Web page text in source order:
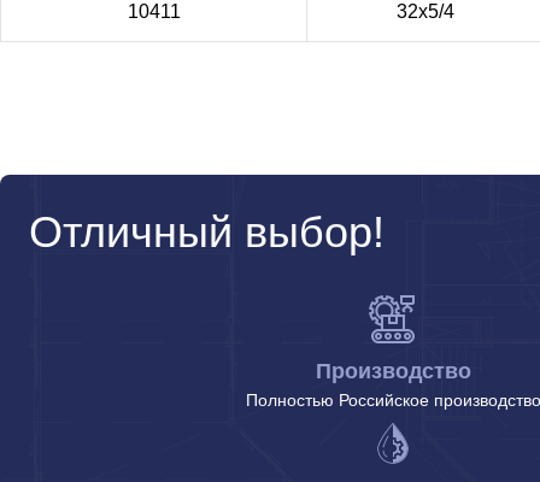
10411 32х5/4
Отличный выбор!
Производство
Полностью Российское производство